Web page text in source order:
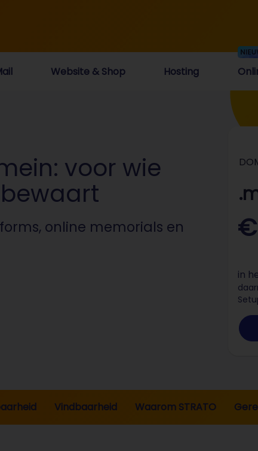
Website & Shop Hosting
voor wie
online memorials en
in
Vindbaarheid Waarom STRATO